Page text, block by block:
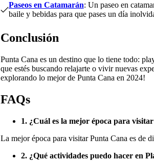
Paseos en Catamarán: Un paseo en
baile y bebidas para que pases un día
Conclusión
Punta Cana es un destino que lo tiene todo:
que estés buscando relajarte o vivir nuevas
explorando lo mejor de Punta Cana en 2024!
FAQs
1. ¿Cuál es la mejor época para
La mejor época para visitar Punta Cana es de
2. ¿Qué actividades puedo hacer en